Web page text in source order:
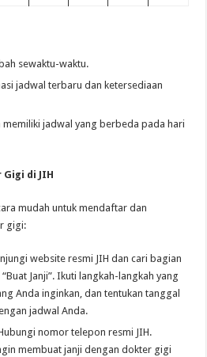
sewaktu-waktu.
jadwal terbaru dan ketersediaan
jadwal yang berbeda pada hari
di JIH
mudah untuk mendaftar dan
gigi:
website resmi JIH dan cari bagian
Janji”. Ikuti langkah-langkah yang
Anda inginkan, dan tentukan tanggal
jadwal Anda.
nomor telepon resmi JIH.
membuat janji dengan dokter gigi